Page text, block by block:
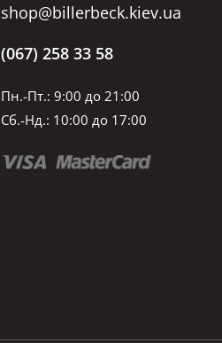
shop@billerbeck.kiev.ua
(067) 258 33 58
Пн.-Пт.: 9:00 до 21:00
Сб.-Нд.: 10:00 до 17:00